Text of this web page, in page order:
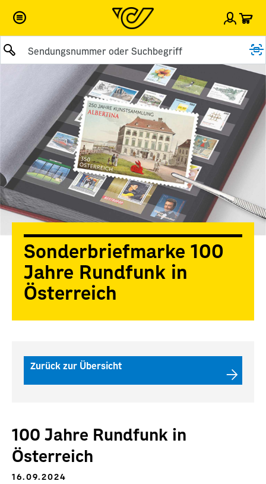
Suche abschicken
Sonderbriefmarke 100
Jahre Rundfunk in
Österreich
Zurück zur Übersicht
100 Jahre Rundfunk in
Österreich
16.09.2024